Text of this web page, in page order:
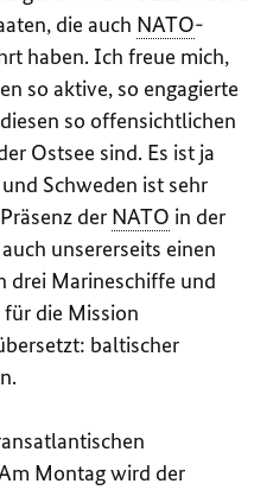
die auch NATO-
haben. Ich freue mich,
so aktive, so engagierte
so offensichtlichen
Ostsee sind. Es ist ja
Schweden ist sehr
der NATO in der
unsererseits einen
drei Marineschiffe und
die Mission
baltischer
Montag wird der